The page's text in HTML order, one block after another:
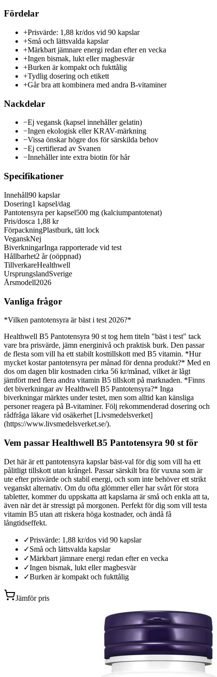
Fördelar
+Prisvärde: 1,88 kr/dos vid 90 kapslar
+Små och lättsvalda kapslar
+Märkbart jämnare energi redan efter en vecka
+Ingen bismak, lukt eller magbesvär
+Burken är kompakt och fukttålig
+Tydlig dosering och etikett
+Går bra att kombinera med andra B-vitaminer
Nackdelar
−Ej vegansk (kapsel innehåller gelatin)
−Ingen ekologisk eller KRAV-märkning
−Vissa önskar högre dos för särskilda behov
−Ej certifierad av Svanen
−Innehåller inte extra biotin för hår
Specifikationer
Innehåll90 kapslar
Dosering1 kapsel/dag
Pantotensyra per kapsel500 mg (kalciumpantotenat)
Pris/dosca 1,88 kr
FörpackningPlastburk, tätt lock
VeganskNej
BiverkningarInga rapporterade vid test
Hållbarhet2 år (oöppnad)
TillverkareHealthwell
UrsprungslandSverige
Årsmodell2026
Vanliga frågor
*Vilken pantotensyra är bäst i test 2026?*
Healthwell B5 Pantotensyra 90 st tog hem titeln "bäst i test" tack
vare bra prisvärde, jämn energinivå och praktisk burk. Den passar
de flesta som vill ha ett stabilt kosttillskott med B5 vitamin. *Hur
mycket kostar pantotensyra per månad för denna produkt?* Med en
dos om dagen blir kostnaden cirka 56 kr/månad, vilket är lågt
jämfört med flera andra vitamin B5 tillskott på marknaden. *Finns
det biverkningar av Healthwell B5 Pantotensyra?* Inga
biverkningar märktes under testet, men som alltid kan känsliga
personer reagera på B-vitaminer. Följ rekommenderad dosering och
rådfråga läkare vid osäkerhet [Livsmedelsverket]
(https://www.livsmedelsverket.se/).
Vem passar Healthwell B5 Pantotensyra 90 st för
Det här är ett pantotensyra kapslar bäst-val för dig som vill ha ett
pålitligt tillskott utan krångel. Passar särskilt bra för vuxna som är
ute efter prisvärde och stabil energi, och som inte behöver ett strikt
veganskt alternativ. Om du ofta glömmer eller har svårt för stora
tabletter, kommer du uppskatta att kapslarna är små och enkla att ta,
även när det är stressigt på morgonen. Perfekt för dig som vill testa
vitamin B5 utan att riskera höga kostnader, och ändå få
långtidseffekt.
✓Prisvärde: 1,88 kr/dos vid 90 kapslar
✓Små och lättsvalda kapslar
✓Märkbart jämnare energi redan efter en vecka
✓Ingen bismak, lukt eller magbesvär
✓Burken är kompakt och fukttålig
Jämför pris